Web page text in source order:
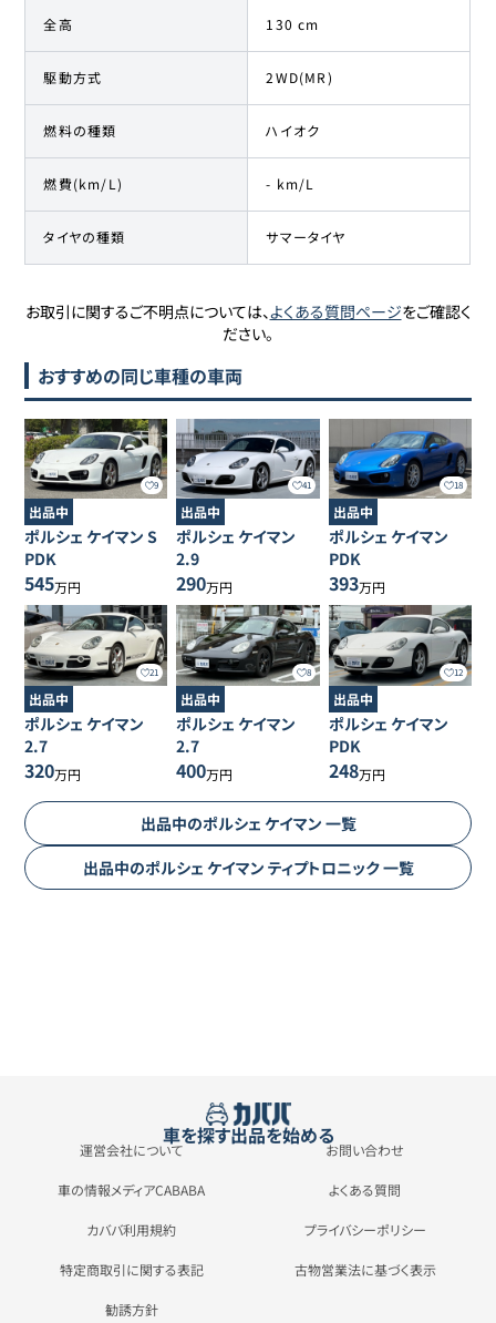
全高 130 cm
駆動方式 2WD(MR)
燃料の種類 ハイオク
燃費(km/L) - km/L
タイヤの種類 サマータイヤ
お取引に関するご不明点については、よくある質問ページをご確認く
ださい。
おすすめの同じ車種の車両
9
出品中
ポルシェ ケイマン S
PDK
545万円
41
出品中
ポルシェ ケイマン
2.9
290万円
18
出品中
ポルシェ ケイマン
PDK
393万円
21
出品中
ポルシェ ケイマン
2.7
320万円
8
出品中
ポルシェ ケイマン
2.7
400万円
12
出品中
ポルシェ ケイマン
PDK
248万円
出品中のポルシェ ケイマン 一覧
出品中のポルシェ ケイマン ティプトロニック一覧
車を探す出品を始める
運営会社について お問い合わせ
車の情報メディアCABABA よくある質問
カババ利用規約 プライバシーポリシー
特定商取引に関する表記 古物営業法に基づく表示
勧誘方針